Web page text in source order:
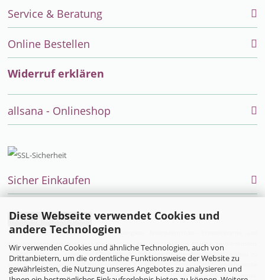
Diese Webseite verwendet Cookies und
andere Technologien
Wir verwenden Cookies und ähnliche Technologien, auch von
Drittanbietern, um die ordentliche Funktionsweise der Website zu
gewährleisten, die Nutzung unseres Angebotes zu analysieren und
Service & Beratung
Online Bestellen
Widerruf erklären
allsana - Onlineshop
Sicher Einkaufen
Vertrag widerrufen
Endlich einfach einkaufen auch für Allergiker, Neurodermitiker, Umweltkranke und
sensible Menschen. Alles was Allergiker im täglichen Leben bei Allergie, Neurodermitis
und MCS brauchen, bietet die Firma allsana- Produkte für Allergiker im Online-Shop zu
kaufen an: Bettwaren und für Allergiker,
Encasing (Milbenbettwäsche
für Hausstauballergiker), Neurodermitisoverall